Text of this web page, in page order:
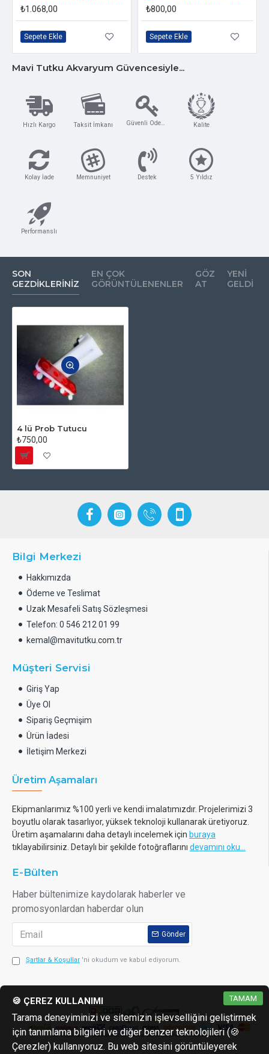
₺1.068,00
Sepete Ekle
₺800,00
Sepete Ekle
Mavi Tutku Akvaryum Güvencesiyle...
Hızlı Kargo Taksit İmkanı Güvenli Ödeme Kalite
Kolay İade Memnuniyet Destek 5 Yıldız
Performanslı
SON
GEZDIKLERINIZ
EN ÇOK
GÖRÜNTÜLENENLER
GÖZ
AT
YENI
GELDI
4 lü Prob Tutucu
₺750,00
Bilgi Merkezi
Hakkımızda
Ödeme ve Teslimat
Uzak Mesafeli Satış Sözleşmesi
Telefon: 0 546 212 01 99
kemal@mavitutku.com.tr
Müşteri Servisi
Giriş Yap
Üye Ol
Sipariş Geçmişim
Ürün İadesi
İletişim Merkezi
Üretim Aşamaları
Ekipmanlarımız %100 yerli ve kendi imalatımızdır. Projelerimizi 3
boyutlu olarak tasarlıyor, yüksek teknoloji kullanarak üretiyoruz.
Üretim aşamalarını daha detaylı incelemek için buraya
tıklayabilirsiniz. Detaylı bir şekilde fotoğraflarını devamını oku...
E-Bülten
Haber bültenimize kaydolarak haberler ve
promosyonlardan haberdar olun
Gönder
Şartlar & Koşullar 'ni okudum ve kabul ediyorum.
TAMAM
🍪 ÇEREZ KULLANIMI
Tarama deneyiminizi ve sitemizin işlevselliğini geliştirmek
için tanımlama bilgileri ve diğer benzer teknolojileri (🍪
Çerezler) kullanıyoruz. Bu web sitesini görüntüleyerek